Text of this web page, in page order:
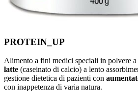
PROTEIN_UP
Alimento a fini medici speciali in polvere a
latte (caseinato di calcio) a lento
gestione dietetica di pazienti con
con inappetenza di varia natura.